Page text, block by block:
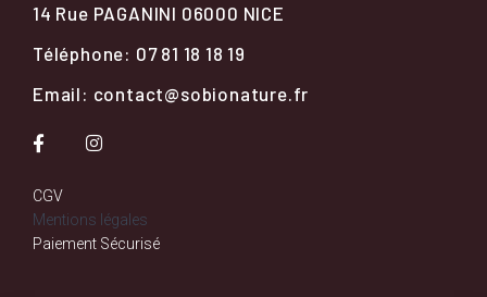
14 Rue PAGANINI 06000 NICE
Téléphone: 07 81 18 18 19
Email: contact@sobionature.fr
CGV
Mentions légales
Paiement Sécurisé